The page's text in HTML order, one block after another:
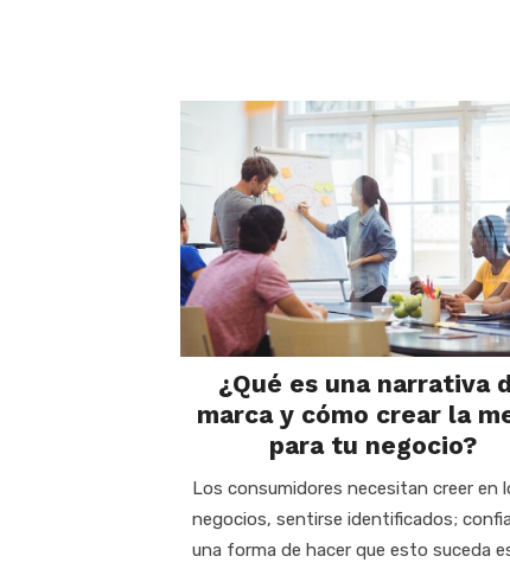
¿Qué es una narrativa
marca y cómo crear la
para tu negocio?
Los consumidores necesitan creer en
negocios, sentirse identificados;
una forma de hacer que esto suceda